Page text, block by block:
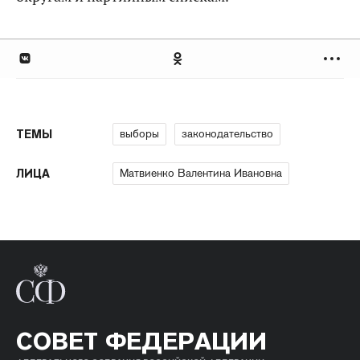
ТЕМЫ выборы законодательство
ЛИЦА Матвиенко Валентина Ивановна
СОВЕТ ФЕДЕРАЦИИ